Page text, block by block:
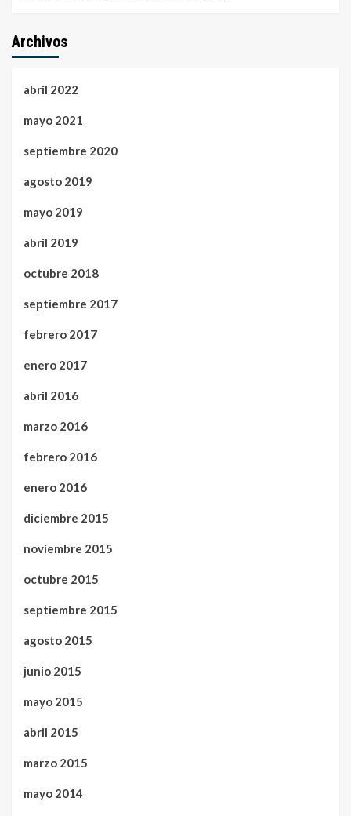
Archivos
abril 2022
mayo 2021
septiembre 2020
agosto 2019
mayo 2019
abril 2019
octubre 2018
septiembre 2017
febrero 2017
enero 2017
abril 2016
marzo 2016
febrero 2016
enero 2016
diciembre 2015
noviembre 2015
octubre 2015
septiembre 2015
agosto 2015
junio 2015
mayo 2015
abril 2015
marzo 2015
mayo 2014